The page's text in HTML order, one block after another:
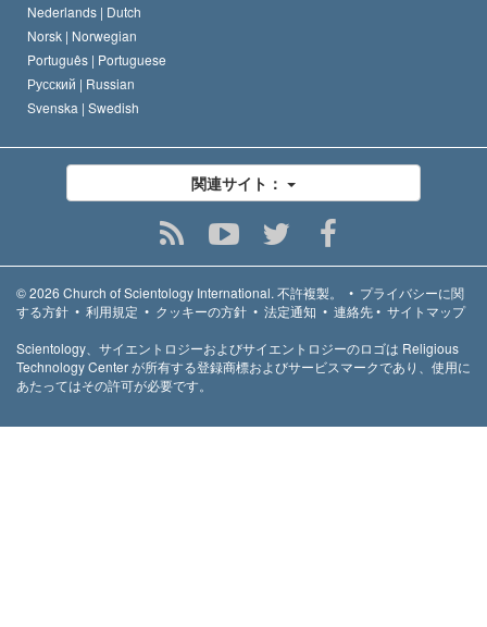
Nederlands | Dutch
Norsk | Norwegian
Português | Portuguese
Русский | Russian
Svenska | Swedish
関連サイト：
© 2026 Church of Scientology International. 不許複製。 • プライバシーに関
する方針 • 利用規定 • クッキーの方針 • 法定通知 • 連絡先• サイトマップ
Scientology、サイエントロジーおよびサイエントロジーのロゴは Religious
Technology Center が所有する登録商標およびサービスマークであり、使用に
あたってはその許可が必要です。